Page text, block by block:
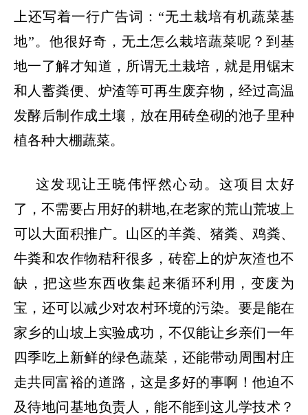
上还写着一行广告词： “无土栽培有机蔬菜基
地”。他很好奇，无土怎么栽培蔬菜呢？到基
地一了解才知道，所谓无土栽培，就是用锯末
和人蓄粪便、炉渣等可再生废弃物，经过高温
发酵后制作成土壤，放在用砖垒砌的池子里种
植各种大棚蔬菜。
这发现让王晓伟怦然心动。这项目太好
了，不需要占用好的耕地,在老家的荒山荒坡上
可以大面积推广。山区的羊粪、猪粪、鸡粪、
牛粪和农作物秸秆很多，砖窑上的炉灰渣也不
缺，把这些东西收集起来循环利用，变废为
宝，还可以减少对农村环境的污染。要是能在
家乡的山坡上实验成功，不仅能让乡亲们一年
四季吃上新鲜的绿色蔬菜，还能带动周围村庄
走共同富裕的道路，这是多好的事啊！他迫不
及待地问基地负责人，能不能到这儿学技术？